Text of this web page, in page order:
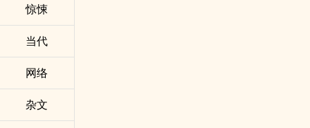
惊悚
当代
网络
杂文